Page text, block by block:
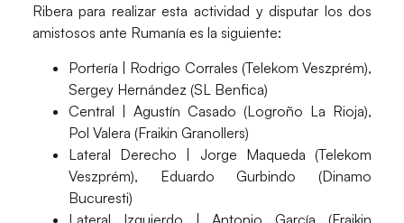
Ribera para realizar esta actividad y disputar los dos
amistosos ante Rumanía es la siguiente:
Portería | Rodrigo Corrales (Telekom Veszprém),
Sergey Hernández (SL Benfica)
Central | Agustín Casado (Logroño La Rioja),
Pol Valera (Fraikin Granollers)
Lateral Derecho | Jorge Maqueda (Telekom
Veszprém), Eduardo Gurbindo (Dinamo
Bucuresti)
Lateral Izquierdo | Antonio García (Fraikin